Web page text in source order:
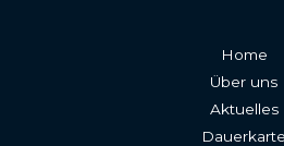
Home
Über uns
Aktuelles
Dauerkarte